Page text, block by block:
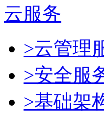
云服务
>云管理
>安全服
>基础架